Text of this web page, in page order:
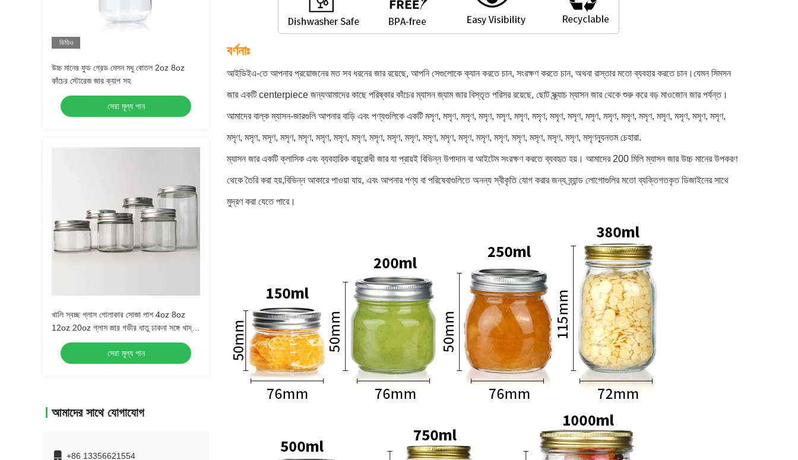
ভিডিও
উচ্চ মানের ফুড গ্রেড মেসন মধু বোতল 2oz 8oz
কাঁচের স্টোরেজ জার ক্যাপ সহ
সেরা মূল্য পান
খালি স্বচ্ছ গ্লাস গোলাকার সোজা পাশ 4oz 8oz
12oz 20oz গ্লাস জার গভীর ধাতু ঢাকনা সঙ্গে খাদ্য
সেরা মূল্য পান
আমাদের সাথে যোগাযোগ
+86 13356621554
বর্ণনাঃ
আইডিইএ-তে আপনার প্রয়োজনের মত সব ধরনের জার রয়েছে, আপনি সেগুলোকে ক্যান করতে চান, সংরক্ষণ করতে চান, অথবা রাস্তার মতো ব্যবহার করতে চান।যেমন সিমসন
জার একটি centerpiece জন্যআমাদের কাছে পরিষ্কার কাঁচের ম্যাসন জ্যাম জার বিস্তৃত পরিসর রয়েছে, ছোট স্ক্র্যাচ ম্যাসন জার থেকে শুরু করে বড় মাওজোন জার পর্যন্ত।
আমাদের বাল্ক ম্যাসন-জারগুলি আপনার বাড়ি এবং পণ্যগুলিকে একটি মসৃণ, মসৃণ, মসৃণ, মসৃণ, মসৃণ, মসৃণ, মসৃণ, মসৃণ, মসৃণ, মসৃণ, মসৃণ, মসৃণ, মসৃণ, মসৃণ, মসৃণ, মসৃণ, মসৃণ,
মসৃণ, মসৃণ, মসৃণ, মসৃণ, মসৃণ, মসৃণ, মসৃণ, মসৃণ, মসৃণ, মসৃণ, মসৃণ, মসৃণ, মসৃণ, মসৃণ, মসৃণ, মসৃণ, মসৃণ, মসৃণ, মসৃণ, মসৃণ, মসৃণন্যূনতম চেহারা.
ম্যাসন জার একটি ক্লাসিক এবং ব্যবহারিক বায়ুরোধী জার যা প্রায়ই বিভিন্ন উপাদান বা আইটেম সংরক্ষণ করতে ব্যবহৃত হয়। আমাদের 200 মিলি ম্যাসন জার উচ্চ মানের উপকরণ
থেকে তৈরি করা হয়,বিভিন্ন আকারে পাওয়া যায়, এবং আপনার পণ্য বা পরিষেবাগুলিতে অনন্য স্বীকৃতি যোগ করার জন্য ব্র্যান্ড লোগোগুলির মতো ব্যক্তিগতকৃত ডিজাইনের সাথে
মুদ্রণ করা যেতে পারে।